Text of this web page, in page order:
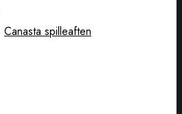
Canasta spilleaften